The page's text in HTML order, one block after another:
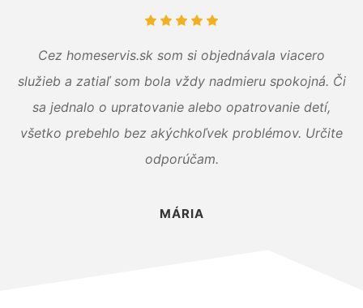
Cez homeservis.sk som si objednávala viacero
služieb a zatiaľ som bola vždy nadmieru spokojná. Či
sa jednalo o upratovanie alebo opatrovanie detí,
všetko prebehlo bez akýchkoľvek problémov. Určite
odporúčam.
MÁRIA